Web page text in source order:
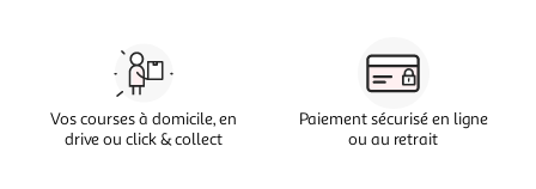
Vos courses à domicile, en
drive ou click & collect
Paiement sécurisé en ligne
ou au retrait